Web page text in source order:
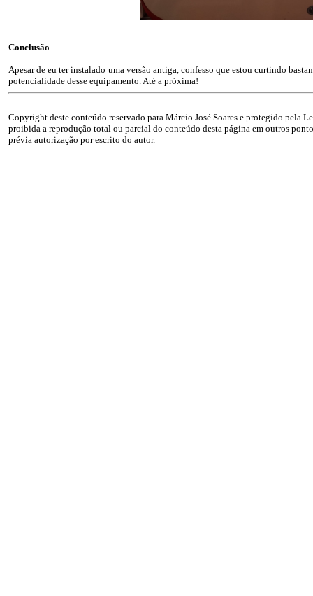
Conclusão
Apesar de eu ter instalado uma versão antiga, confesso que estou curtindo
potencialidade desse equipamento. Até a próxima!
Copyright deste conteúdo reservado para Márcio José Soares e protegido pela
proibida a reprodução total ou parcial do conteúdo desta página em outros
prévia autorização por escrito do autor.